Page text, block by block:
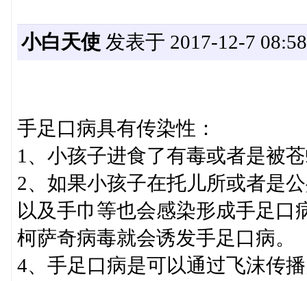
小白天使 发表于 2017-12-7
手足口病具有传染性：
1、小孩子进食了有毒或者是被
2、如果小孩子在托儿所或者是
以及手巾等也会感染形成手足
柯萨奇病毒就会诱发手足口病。
4、手足口病是可以通过飞沫传